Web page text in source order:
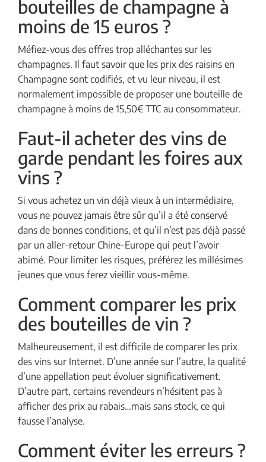
bouteilles de champagne à
moins de 15 euros ?
Méfiez-vous des offres trop alléchantes sur les
champagnes. Il faut savoir que les prix des raisins en
Champagne sont codifiés, et vu leur niveau, il est
normalement impossible de proposer une bouteille de
champagne à moins de 15,50€ TTC au consommateur.
Faut-il acheter des vins de
garde pendant les foires aux
vins ?
Si vous achetez un vin déjà vieux à un intermédiaire,
vous ne pouvez jamais être sûr qu’il a été conservé
dans de bonnes conditions, et qu’il n’est pas déjà passé
par un aller-retour Chine-Europe qui peut l’avoir
abimé. Pour limiter les risques, préférez les millésimes
jeunes que vous ferez vieillir vous-même.
Comment comparer les prix
des bouteilles de vin ?
Malheureusement, il est difficile de comparer les prix
des vins sur Internet. D’une année sur l’autre, la qualité
d’une appellation peut évoluer significativement.
D’autre part, certains revendeurs n’hésitent pas à
afficher des prix au rabais…mais sans stock, ce qui
fausse l’analyse.
Comment éviter les erreurs ?